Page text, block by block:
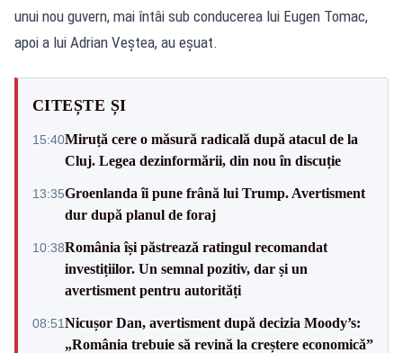
unui nou guvern, mai întâi sub conducerea lui Eugen Tomac,
apoi a lui Adrian Veștea, au eșuat.
CITEȘTE ȘI
15:40Miruță cere o măsură radicală după atacul de la
Cluj. Legea dezinformării, din nou în discuție
13:35Groenlanda îi pune frână lui Trump. Avertisment
dur după planul de foraj
10:38România își păstrează ratingul recomandat
investițiilor. Un semnal pozitiv, dar și un
avertisment pentru autorități
08:51Nicușor Dan, avertisment după decizia Moody’s:
„România trebuie să revină la creștere economică”